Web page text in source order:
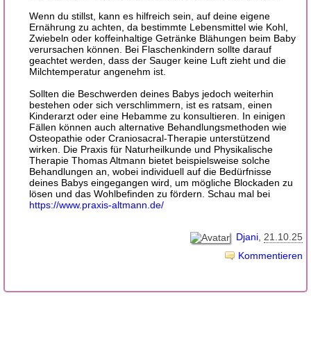
Wenn du stillst, kann es hilfreich sein, auf deine eigene
Ernährung zu achten, da bestimmte Lebensmittel wie Kohl,
Zwiebeln oder koffeinhaltige Getränke Blähungen beim Baby
verursachen können. Bei Flaschenkindern sollte darauf
geachtet werden, dass der Sauger keine Luft zieht und die
Milchtemperatur angenehm ist.
Sollten die Beschwerden deines Babys jedoch weiterhin
bestehen oder sich verschlimmern, ist es ratsam, einen
Kinderarzt oder eine Hebamme zu konsultieren. In einigen
Fällen können auch alternative Behandlungsmethoden wie
Osteopathie oder Craniosacral-Therapie unterstützend
wirken. Die Praxis für Naturheilkunde und Physikalische
Therapie Thomas Altmann bietet beispielsweise solche
Behandlungen an, wobei individuell auf die Bedürfnisse
deines Babys eingegangen wird, um mögliche Blockaden zu
lösen und das Wohlbefinden zu fördern. Schau mal bei
https://www.praxis-altmann.de/
Djani 21.10.25
Kommentieren